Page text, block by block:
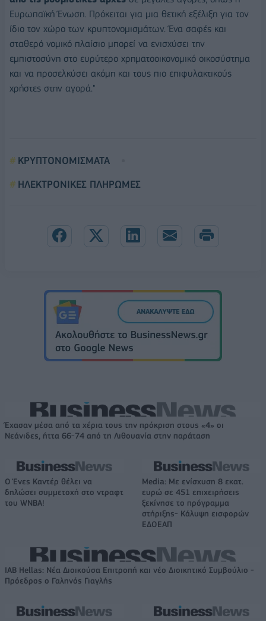
Ευρωπαϊκή Ένωση. Πρόκειται για μια θετική εξέλιξη για τον
ίδιο τον χώρο των κρυπτονομισμάτων. Ένα σαφές και
σταθερό νομικό πλαίσιο μπορεί να ενισχύσει την
εμπιστοσύνη στο ευρύτερο χρηματοοικονομικό οικοσύστημα
και να προσελκύσει ακόμη και τους πιο επιφυλακτικούς
χρήστες στην αγορά."
ΚΡΥΠΤΟΝΟΜΙΣΜΑΤΑ
ΗΛΕΚΤΡΟΝΙΚΕΣ ΠΛΗΡΩΜΕΣ
Έχασαν μέσα από τα χέρια τους την πρόκριση στους «4» οι
Νεάνιδες, ήττα 66-74 από τη Λιθουανία στην παράταση
Ο Ένες Καντέρ θέλει να
δηλώσει συμμετοχή στο ντραφτ
του WNBA!
Media: Με ενίσχυση 8 εκατ.
ευρώ σε 451 επιχειρήσεις
ξεκίνησε το πρόγραμμα
στήριξης- Κάλυψη εισφορών
ΕΔΟΕΑΠ
IAB Hellas: Νέα Διοικούσα Επιτροπή και νέο Διοικητικό Συμβούλιο -
Πρόεδρος ο Γαληνός Γιαγλής